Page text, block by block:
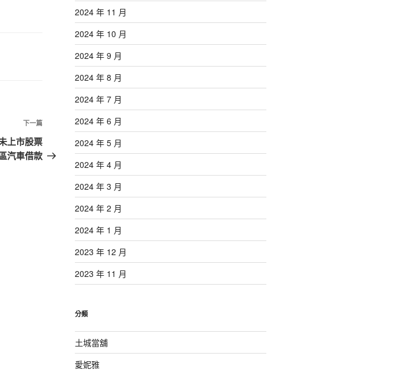
下
一
篇
下一篇
上市股票
汽車借款
2024 年 11 月
2024 年 10 月
2024 年 9 月
2024 年 8 月
2024 年 7 月
2024 年 6 月
2024 年 5 月
2024 年 4 月
2024 年 3 月
2024 年 2 月
2024 年 1 月
2023 年 12 月
2023 年 11 月
分類
土城當舖
愛妮雅